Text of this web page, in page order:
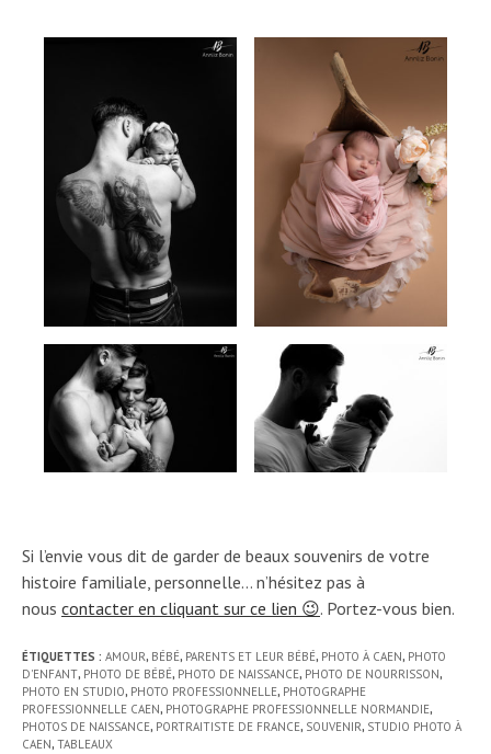
Si l’envie vous dit de garder de beaux souvenirs de votre
histoire familiale, personnelle… n’hésitez pas à
nous contacter en cliquant sur ce lien 😉. Portez-vous bien.
ÉTIQUETTES : AMOUR, BÉBÉ, PARENTS ET LEUR BÉBÉ, PHOTO À CAEN, PHOTO
D'ENFANT, PHOTO DE BÉBÉ, PHOTO DE NAISSANCE, PHOTO DE NOURRISSON,
PHOTO EN STUDIO, PHOTO PROFESSIONNELLE, PHOTOGRAPHE
PROFESSIONNELLE CAEN, PHOTOGRAPHE PROFESSIONNELLE NORMANDIE,
PHOTOS DE NAISSANCE, PORTRAITISTE DE FRANCE, SOUVENIR, STUDIO PHOTO À
CAEN, TABLEAUX